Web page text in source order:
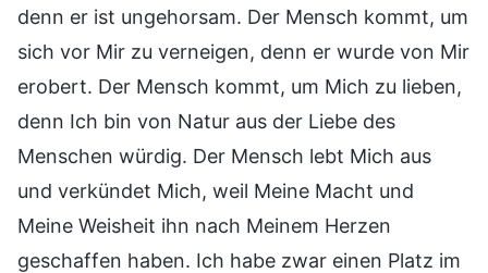
denn er ist ungehorsam. Der Mensch kommt, um
sich vor Mir zu verneigen, denn er wurde von Mir
erobert. Der Mensch kommt, um Mich zu lieben,
denn Ich bin von Natur aus der Liebe des
Menschen würdig. Der Mensch lebt Mich aus
und verkündet Mich, weil Meine Macht und
Meine Weisheit ihn nach Meinem Herzen
geschaffen haben. Ich habe zwar einen Platz im